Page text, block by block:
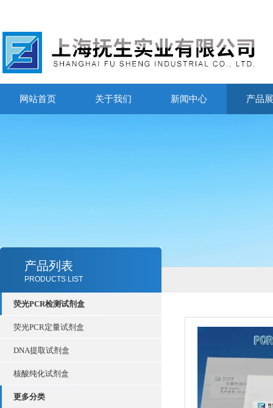
网站首页 关于我们 新闻中心 产品
产品列表
PRODUCTS LIST
荧光PCR检测试剂盒
荧光PCR定量试剂盒
DNA提取试剂盒
核酸纯化试剂盒
更多分类